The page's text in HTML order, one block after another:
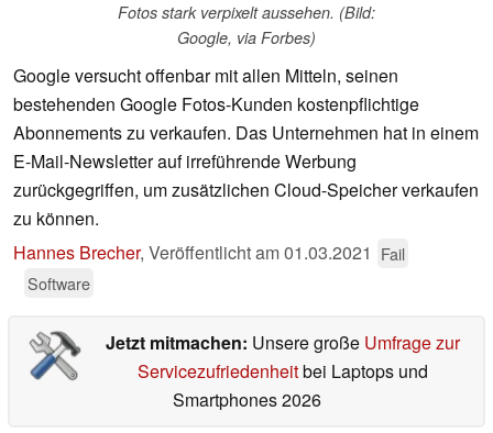
Fotos stark verpixelt aussehen. (Bild:
Google, via Forbes)
Google versucht offenbar mit allen Mitteln, seinen
bestehenden Google Fotos-Kunden kostenpflichtige
Abonnements zu verkaufen. Das Unternehmen hat in einem
E-Mail-Newsletter auf irreführende Werbung
zurückgegriffen, um zusätzlichen Cloud-Speicher verkaufen
zu können.
Hannes Brecher, Veröffentlicht am01.03.2021 Fail
Software
Jetzt mitmachen: Unsere große Umfrage zur
Servicezufriedenheitbei Laptops und
Smartphones 2026